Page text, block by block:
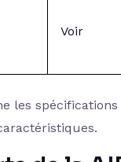
Voir
les spécifications